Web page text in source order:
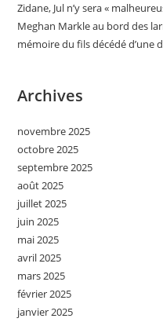
Zidane, Jul n’y sera «
Meghan Markle au bord des
mémoire du fils décédé d’une
Archives
novembre 2025
octobre 2025
septembre 2025
août 2025
juillet 2025
juin 2025
mai 2025
avril 2025
mars 2025
février 2025
janvier 2025